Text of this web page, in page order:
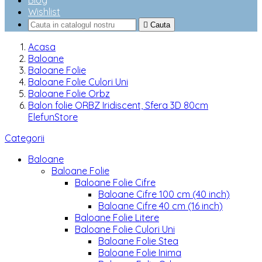
Wishlist
 Cauta
Acasa
Baloane
Baloane Folie
Baloane Folie Culori Uni
Baloane Folie Orbz
Balon folie ORBZ Iridiscent, Sfera 3D 80cm
ElefunStore
Categorii
Baloane
Baloane Folie
Baloane Folie Cifre
Baloane Cifre 100 cm (40 inch)
Baloane Cifre 40 cm (16 inch)
Baloane Folie Litere
Baloane Folie Culori Uni
Baloane Folie Stea
Baloane Folie Inima